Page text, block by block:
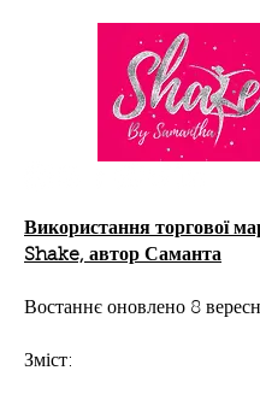
Використання торгової
Shake, автор Саманта
Востаннє оновлено 8
Зміст: